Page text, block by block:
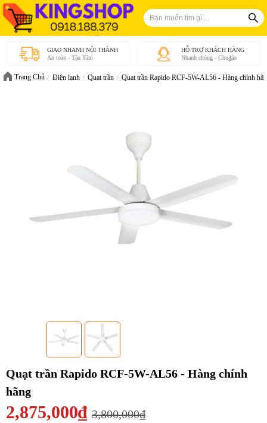
GIAO NHANH NỘI THÀNH
An toàn - Tận Tâm
HỖ TRỢ KHÁCH HÀNG
Nhanh chóng - Chu₫áo
Trang Chủ Điện lạnh Quạt trần Quạt trần Rapido RCF-5W-AL56 - Hàng chính
Quạt trần Rapido RCF-5W-AL56 - Hàng chính
hãng
2,875,000₫ 3,800,000₫